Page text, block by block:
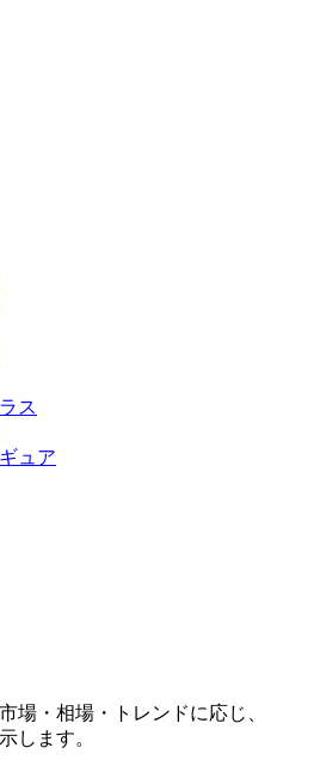
ス
ュア
場・相場・トレンドに応じ、
します。